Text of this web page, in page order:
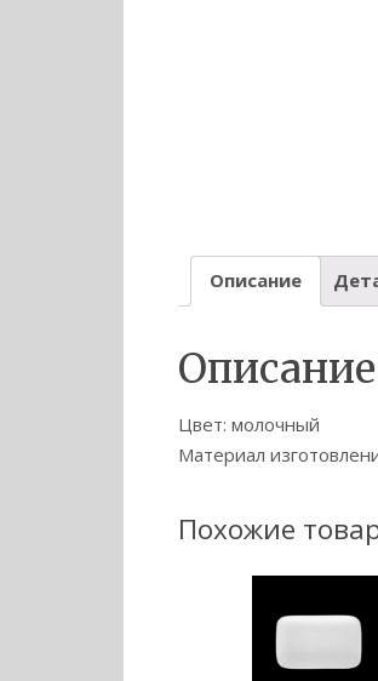
Описание
Описание
Цвет: молочный
Материал
Похожие